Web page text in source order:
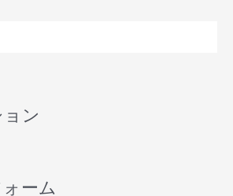
ン
ーム